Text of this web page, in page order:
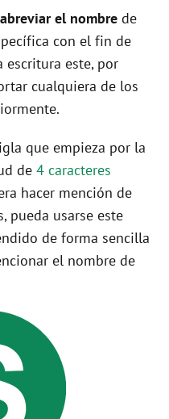
el nombre de
con el fin de
escritura este, por
cualquiera de los
que empieza por la
de 4 caracteres
hacer mención de
pueda usarse este
de forma sencilla
el nombre de